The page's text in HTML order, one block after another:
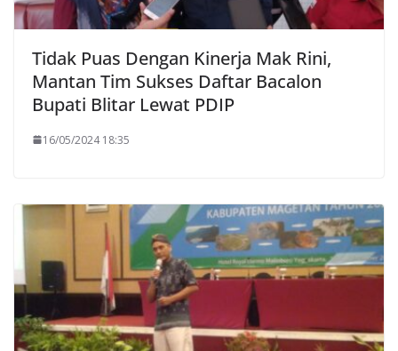
Tidak Puas Dengan Kinerja Mak Rini,
Mantan Tim Sukses Daftar Bacalon
Bupati Blitar Lewat PDIP
16/05/2024 18:35